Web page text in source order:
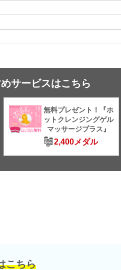
サービスはこちら
無料プレゼント！『ホ
ットクレンジングゲル
マッサージプラス』
2,400メダル
こちら